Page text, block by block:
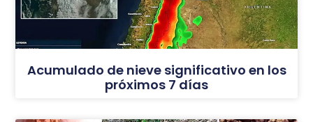
Acumulado de nieve significativo en los
próximos 7 días